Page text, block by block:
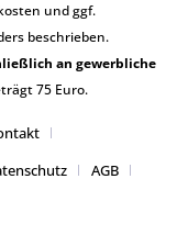
und ggf.
beschrieben.
an gewerbliche
75 Euro.
AGB